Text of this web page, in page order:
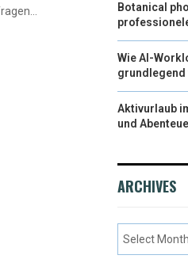
Botanical
Wie AI-
grundlegend
Aktivurlaub
und
ARCHIVES